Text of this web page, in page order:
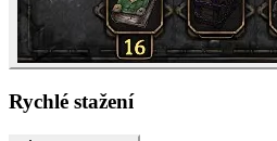
Rychlé stažení